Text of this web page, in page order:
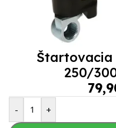
Štartovacia
250/
- +